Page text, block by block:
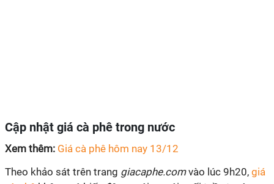
Cập nhật giá cà phê trong nước
Xem thêm: Giá cà phê hôm nay 13/12
Theo khảo sát trên trang giacaphe.comvào lúc 9h20, giá